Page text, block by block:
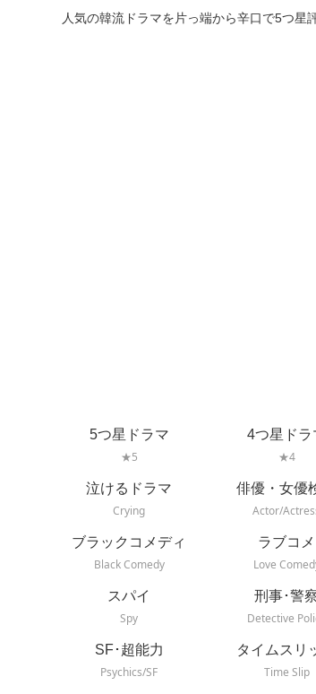
人気の韓流ドラマを片っ端から辛口で5つ星
5つ星ドラマ
★5
4つ星ドラ
★4
泣けるドラマ
Crying
俳優・女優
Actor/
ブラックコメディ
Black Comedy
ラブコメ
Love
スパイ
Spy
刑事･警
Detective
SF･超能力
Psychics/SF
タイムスリ
Time Slip